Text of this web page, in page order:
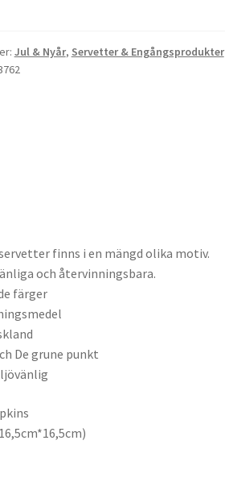
Jul & Nyår, Servetter & Engångsprodukter
finns i en mängd olika motiv.
och återvinningsbara.
färger
De grune punkt